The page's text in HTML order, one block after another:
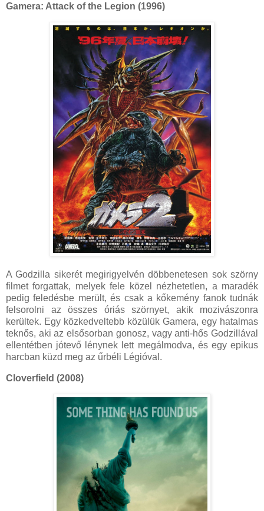
Gamera: Attack of the Legion (1996)
A Godzilla sikerét megirigyelvén döbbenetesen sok szörny
filmet forgattak, melyek fele közel nézhetetlen, a maradék
pedig feledésbe merült, és csak a kőkemény fanok tudnák
felsorolni az összes óriás szörnyet, akik mozivászonra
kerültek. Egy közkedveltebb közülük Gamera, egy hatalmas
teknős, aki az elsősorban gonosz, vagy anti-hős Godzillával
ellentétben jótevő lénynek lett megálmodva, és egy epikus
harcban küzd meg az űrbéli Légióval.
Cloverfield (2008)